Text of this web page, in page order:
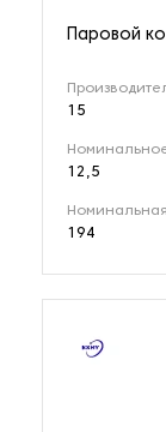
Паровой
15
12,5
194